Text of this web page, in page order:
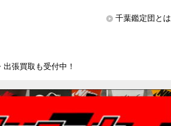
張買取も受付中！
千葉鑑定団とは